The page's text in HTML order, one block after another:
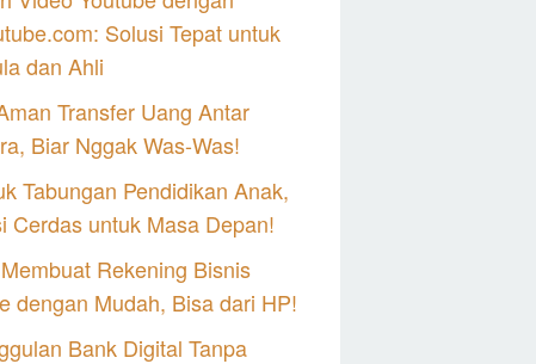
Solusi Tepat untuk
dan Ahli
Transfer Uang Antar
Biar Nggak Was-Was!
Tabungan Pendidikan Anak,
Cerdas untuk Masa Depan!
Rekening Bisnis
dengan Mudah, Bisa dari HP!
Bank Digital Tanpa